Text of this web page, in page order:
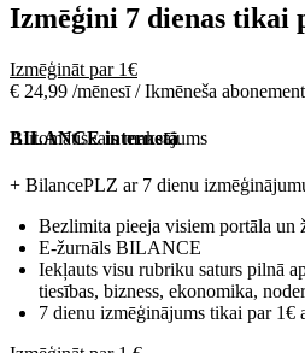
Izmēģini 7 dienas tikai
Izmēģināt par 1€
€ 24,99 /mēnesī / Ikmēneša
Automātiskais maksājums
BILANCE internetā
+ BilancePLZ ar 7 dienu
Bezlimita pieeja visiem portāla un
E-žurnāls BILANCE
Iekļauts visu rubriku saturs pilnā
tiesības, bizness, ekonomika,
7 dienu izmēģinājums tikai par 1€